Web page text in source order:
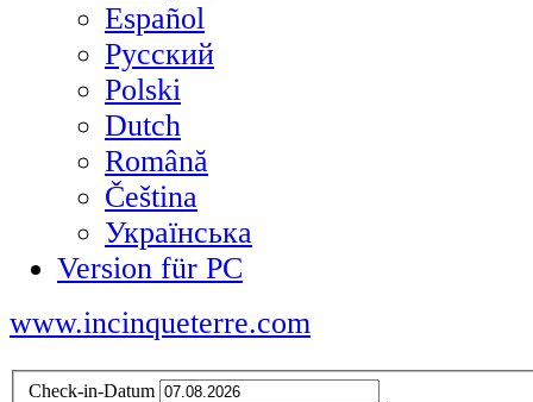
Español
Русский
Polski
Dutch
Română
Čeština
Українська
Version für PC
www.incinqueterre.com
Check-in-Datum